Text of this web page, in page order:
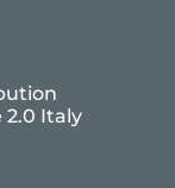
2.0 Italy